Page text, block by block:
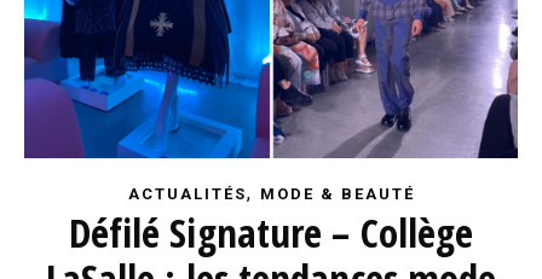
ACTUALITÉS, MODE & BEAUTÉ
Défilé Signature – Collège